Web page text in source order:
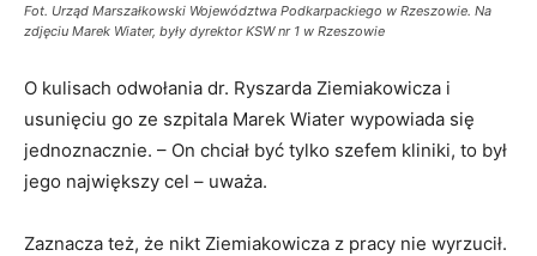
Fot. Urząd Marszałkowski Województwa Podkarpackiego w Rzeszowie. Na
zdjęciu Marek Wiater, były dyrektor KSW nr 1 w Rzeszowie
O kulisach odwołania dr. Ryszarda Ziemiakowicza i
usunięciu go ze szpitala Marek Wiater wypowiada się
jednoznacznie. – On chciał być tylko szefem kliniki, to był
jego największy cel – uważa.
Zaznacza też, że nikt Ziemiakowicza z pracy nie wyrzucił.